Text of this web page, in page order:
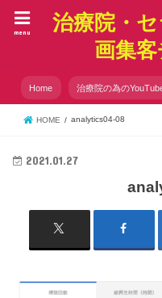
治療院・
画集
menu
Home 治療院の為の
HOME analytics04-08
2021.01.27